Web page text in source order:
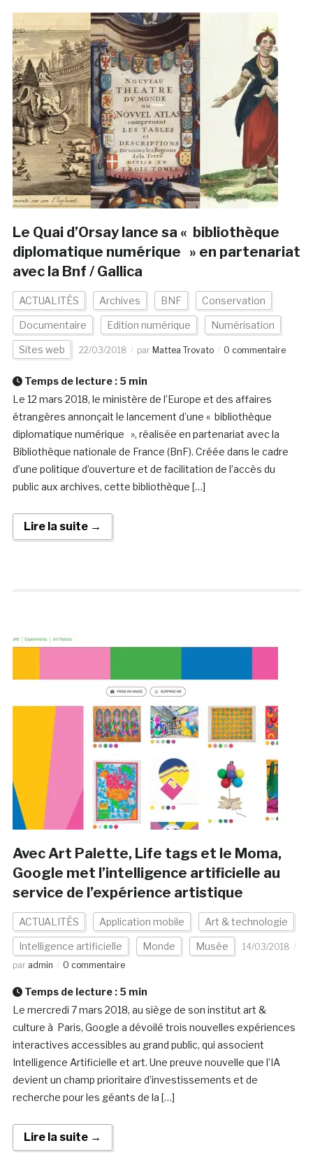
Le Quai d’Orsay lance sa « bibliothèque
diplomatique numérique » en partenariat
avec la Bnf / Gallica
ACTUALITÉS Archives BNF Conservation
Documentaire Edition numérique Numérisation
Sites web 22/03/2018 par Mattea Trovato 0 commentaire
Temps de lecture : 5 min
Le 12 mars 2018, le ministère de l’Europe et des affaires
étrangères annonçait le lancement d’une « bibliothèque
diplomatique numérique », réalisée en partenariat avec la
Bibliothèque nationale de France (BnF). Créée dans le cadre
d’une politique d’ouverture et de facilitation de l’accès du
public aux archives, cette bibliothèque […]
Lire la suite →
Avec Art Palette, Life tags et le Moma,
Google met l’intelligence artificielle au
service de l’expérience artistique
ACTUALITÉS Application mobile Art & technologie
Intelligence artificielle Monde Musée
14/03/2018
par admin 0 commentaire
Temps de lecture : 5 min
Le mercredi 7 mars 2018, au siège de son institut art &
culture à Paris, Google a dévoilé trois nouvelles expériences
interactives accessibles au grand public, qui associent
Intelligence Artificielle et art. Une preuve nouvelle que l’IA
devient un champ prioritaire d’investissements et de
recherche pour les géants de la […]
Lire la suite →